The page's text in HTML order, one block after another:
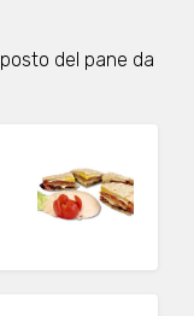
del pane da